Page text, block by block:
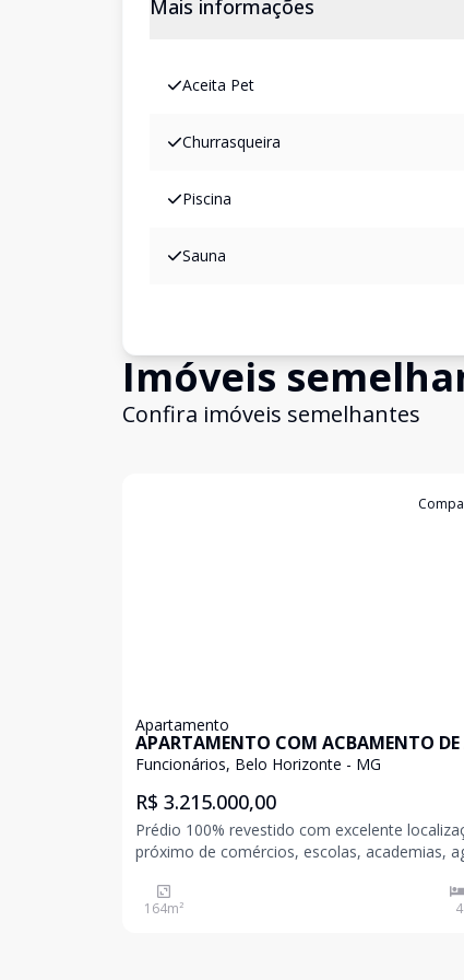
Mais informações
Aceita Pet
Churrasqueira
Piscina
Sauna
Imóveis
Confira imóveis semelhantes
Apartamento
APARTAMENTO COM ACBAMENTO
LUXO
Funcionários, Belo Horizonte - MG
R$ 3.215.000,00
Prédio 100% revestido com excelente
próximo de comércios, escolas, academias,
mais bem localizados de Belo Horizonte, que
tradicional e o moderno na mesma medida. O
164m² 4